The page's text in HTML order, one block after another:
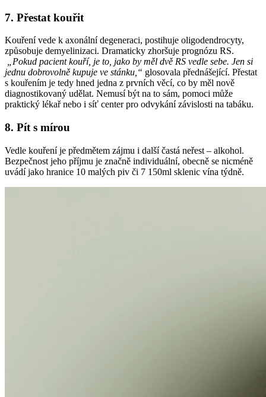
7. Přestat kouřit
Kouření vede k axonální degeneraci, postihuje oligodendrocyty,
způsobuje demyelinizaci. Dramaticky zhoršuje prognózu RS.
„Pokud pacient kouří, je to, jako by měl dvě RS vedle sebe. Jen si
jednu dobrovolně kupuje ve stánku,“ glosovala přednášející. Přestat
s kouřením je tedy hned jedna z prvních věcí, co by měl nově
diagnostikovaný udělat. Nemusí být na to sám, pomoci může
praktický lékař nebo i síť center pro odvykání závislosti na tabáku.
8. Pít s mírou
Vedle kouření je předmětem zájmu i další častá neřest –⁠ alkohol.
Bezpečnost jeho příjmu je značně individuální, obecně se nicméně
uvádí jako hranice 10 malých piv či 7 150ml sklenic vína týdně.